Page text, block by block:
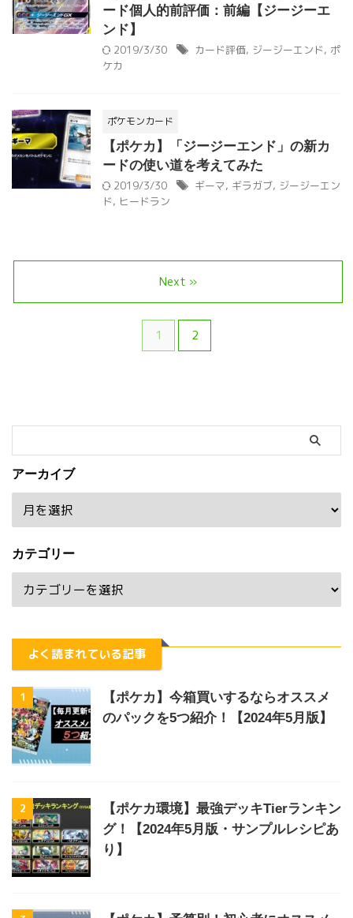
ード個人的前評価：前編【ジージーエ
ンド】
2019/3/30 カード評価, ジージーエンド, ポ
ケカ
ポケモンカード
【ポケカ】「ジージーエンド」の新カ
ードの使い道を考えてみた
2019/3/30 ギーマ, ギラガブ, ジージーエン
ド, ヒードラン
1 2
Next »
アーカイブ
カテゴリー
よく読まれている記事
1
【ポケカ】今箱買いするならオススメ
のパックを5つ紹介！【2024年5月版】
2
【ポケカ環境】最強デッキTierランキン
グ！【2024年5月版・サンプルレシピあ
り】